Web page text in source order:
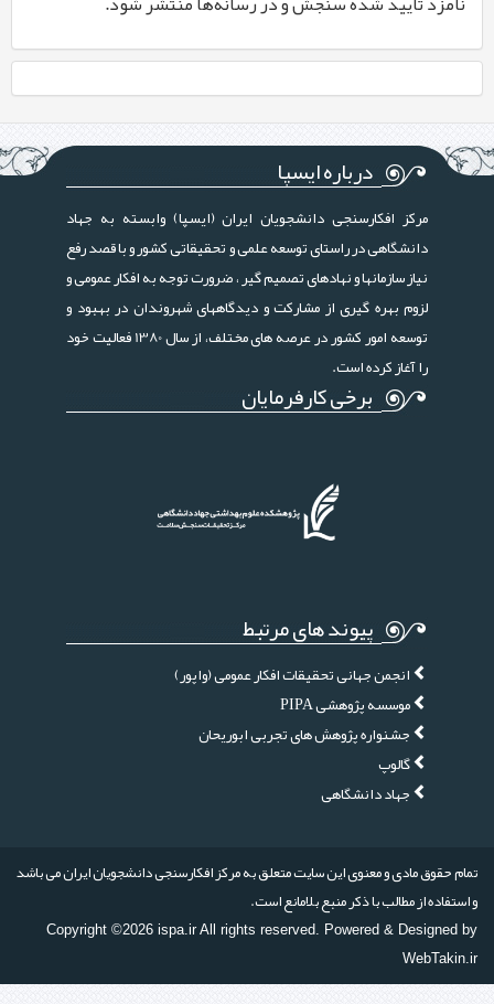
درباره ایسپا
مرکز افکارسنجی دانشجویان ایران (ایسپا) وابسته به جهاد
دانشگاهی در راستای توسعه علمی و تحقیقاتی کشور و با قصد رفع
نیاز سازمانها و نهادهای تصمیم گیر ، ضرورت توجه به افکار عمومی و
لزوم بهره گیری از مشارکت و دیدگاههای شهروندان در بهبود و
توسعه امور کشور در عرصه های مختلف، از سال 1380 فعالیت خود
را آغاز کرده است.
برخی کارفرمایان
پیوند های مرتبط
انجمن جهانی تحقیقات افکار عمومی (واپور)
موسسه پژوهشی PIPA
جشنواره پژوهش های تجربی ابوریحان
گالوپ
جهاد دانشگاهی
تمام حقوق مادی و معنوی این سایت متعلق به مرکز افکارسنجی دانشجویان ایران می باشد
و استفاده از مطالب با ذکر منبع بلامانع است.
Copyright ©2026 ispa.ir All rights reserved. Powered & Designed by
WebTakin.ir